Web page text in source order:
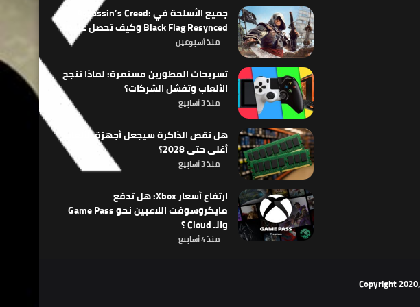
جميع الأسلحة في Assassin’s Creed:
Black Flag Resynced وكيف تحصل عليها
منذ أسبوعين
تسريحات المطورين مستمرة: لماذا تنجح
الألعاب وتفشل الشركات؟
منذ 3 أسابيع
هل نقص الذاكرة سيجعل أجهزة الألعاب
أغلى حتى 2028؟
منذ 3 أسابيع
ارتفاع أسعار Xbox: هل تدفع
مايكروسوفت اللاعبين نحو Game Pass
والـ Cloud ؟
منذ 4 أسابيع